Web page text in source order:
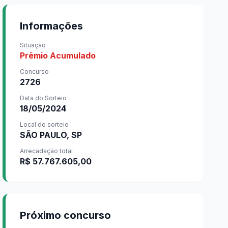
Informações
Situação
Prêmio Acumulado
Concurso
2726
Data do Sorteio
18/05/2024
Local do sorteio
SÃO PAULO, SP
Arrecadação total
R$ 57.767.605,00
Próximo concurso